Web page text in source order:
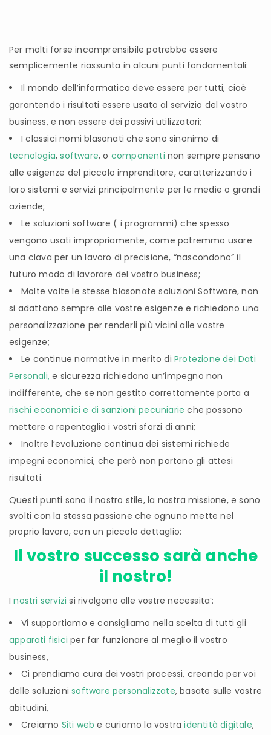
Per molti forse incomprensibile potrebbe essere
semplicemente riassunta in alcuni punti fondamentali:
Il mondo dell’informatica deve essere per tutti, cioè
garantendo i risultati essere usato al servizio del vostro
business, e non essere dei passivi utilizzatori;
I classici nomi blasonati che sono sinonimo di
tecnologia,software, o componenti non sempre pensano
alle esigenze del piccolo imprenditore, caratterizzando i
loro sistemi e servizi principalmente per le medie o grandi
aziende;
Le soluzioni software ( i programmi) che spesso
vengono usati impropriamente, come potremmo usare
una clava per un lavoro di precisione, “nascondono” il
futuro modo di lavorare del vostro business;
Molte volte le stesse blasonate soluzioni Software, non
si adattano sempre alle vostre esigenze e richiedono una
personalizzazione per renderli più vicini alle vostre
esigenze;
Le continue normative in merito di Protezione dei Dati
Personali, e sicurezza richiedono un’impegno non
indifferente, che se non gestito correttamente porta a
rischi economici e di sanzioni pecuniarie che possono
mettere a repentaglio i vostri sforzi di anni;
Inoltre l’evoluzione continua dei sistemi richiede
impegni economici, che però non portano gli attesi
risultati.
Questi punti sono il nostro stile, la nostra missione, e sono
svolti con la stessa passione che ognuno mette nel
proprio lavoro, con un piccolo dettaglio:
Il vostro successo sarà anche
il nostro!
I nostri servizi si rivolgono alle vostre necessita’:
Vi supportiamo e consigliamo nella scelta di tutti gli
apparati fisici per far funzionare al meglio il vostro
business,
Ci prendiamo cura dei vostri processi, creando per voi
delle soluzionisoftware personalizzate, basate sulle vostre
abitudini,
Creiamo Siti web e curiamo la vostraidentità digitale,